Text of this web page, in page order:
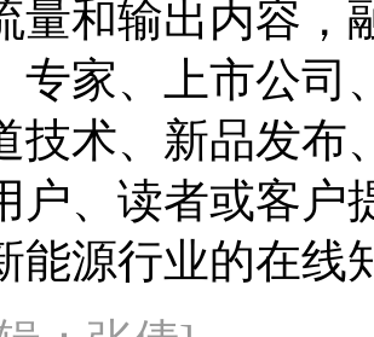
量和输出内容，
专家、上市公司
技术、新品发布
户、读者或客户
能源行业的在线